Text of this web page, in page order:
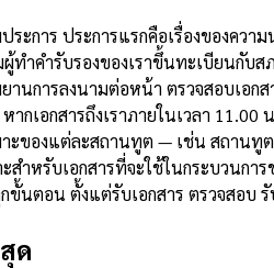
ระการ ประการแรกคือเรื่องของ
ำคำรับรองของเราขึ้นทะเบียนกั
การลงนามต่อหน้า ตรวจสอบเอก
เอกสารถึงเราภายในเวลา
าะของแต่ละสถานทูต — เช่น สถา
หรับเอกสารที่จะใช้ในกระบวนกา
นตอน ตั้งแต่รับเอกสาร ตรวจสอบ รั
ด